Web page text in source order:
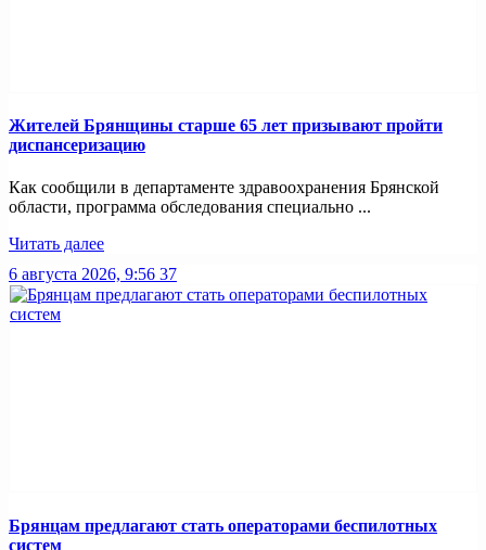
Жителей Брянщины старше 65 лет призывают пройти
диспансеризацию
Как сообщили в департаменте здравоохранения Брянской
области, программа обследования специально ...
Читать далее
6 августа 2026, 9:56 37
Брянцам предлагают стать операторами беспилотных
систем